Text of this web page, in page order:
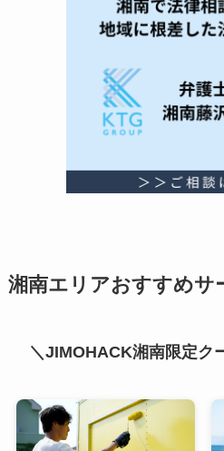
湘南エリアおすすめサ
＼JIMOHACK湘南限定ク